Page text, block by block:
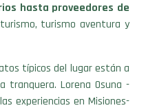
hasta proveedores de
turismo aventura y
típicos del lugar están a
tranquera. Lorena Osuna -
experiencias en Misiones-